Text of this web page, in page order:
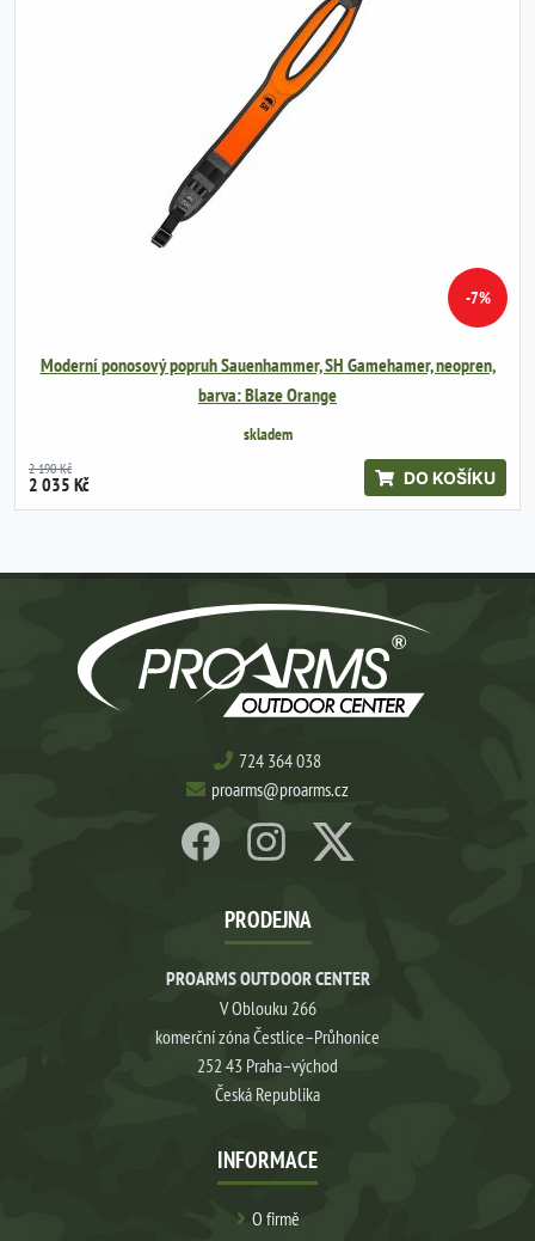
-7%
Moderní ponosový popruh Sauenhammer, SH Gamehamer, neopren,
barva: Blaze Orange
skladem
2 190 Kč
2 035 Kč DO KOŠÍKU
724 364 038
proarms@proarms.cz
PRODEJNA
PROARMS OUTDOOR CENTER
V Oblouku 266
komerční zóna Čestlice–Průhonice
252 43 Praha–východ
Česká Republika
INFORMACE
O firmě